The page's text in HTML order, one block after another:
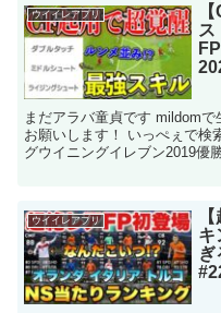
ウイイレアプリ
ス
まだアラバ童貞です mildom
お願いします！ いっぺぇで
グウイニングイ
ウイイレアプリ
キ
ぎ